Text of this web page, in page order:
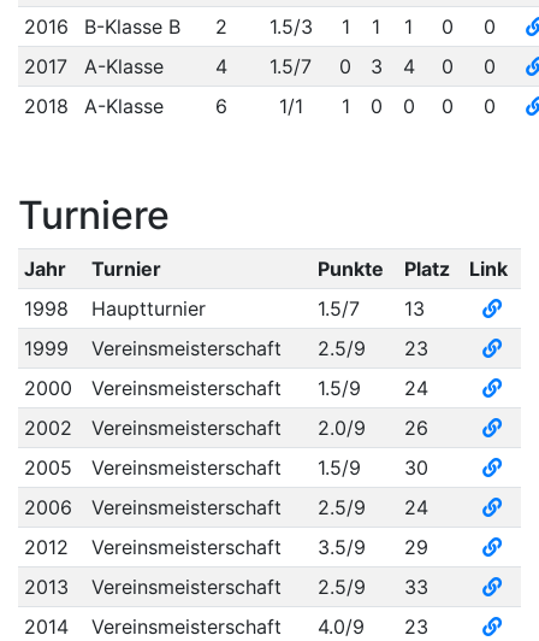
2016
B-Klasse B 2 1.5/3 1 1 1 0
0
2017
A-Klasse 4 1.5/7 0 3 4 0
0
2018
A-Klasse 6 1/1 1 0 0 0 0
Turniere
Jahr Turnier Punkte Platz
Link
1998
Hauptturnier 1.5/7
13
1999
Vereinsmeisterschaft 2.5/9
23
2000
Vereinsmeisterschaft 1.5/9
24
2002
Vereinsmeisterschaft 2.0/9
26
2005
Vereinsmeisterschaft 1.5/9
30
2006
Vereinsmeisterschaft 2.5/9
24
2012
Vereinsmeisterschaft 3.5/9
29
2013
Vereinsmeisterschaft 2.5/9
33
2014
Vereinsmeisterschaft 4.0/9
23